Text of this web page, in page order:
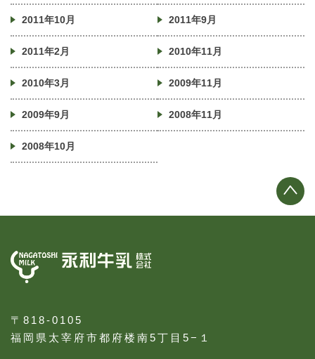
2011年10月 2011年9月
2011年2月 2010年11月
2010年3月 2009年11月
2009年9月 2008年11月
2008年10月
〒818-0105
福岡県太宰府市都府楼南5丁目5−１